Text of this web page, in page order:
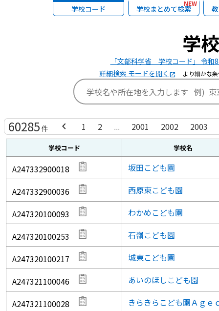
学校コード 学校まとめて検索
NEW
学
「文部科学省 学校コード」 令和
詳細検索 モードを開く open_in_new より細かな
60285 件 chevron_left 1 2 ... 2001 2002 2003
学校コード 学校名
A247332900018 坂田こども園
A247332900036 西原東こども園
A247320100093 わかめこども園
A247320100253 石嶺こども園
A247320100217 城東こども園
A247321100046 あいのほしこども園
A247321100028 きらきらこども園Ａｇｅ